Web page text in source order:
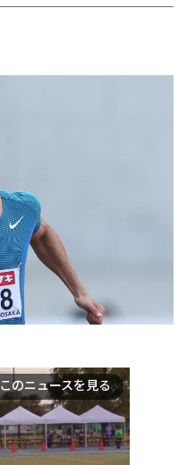
このニュースを見る